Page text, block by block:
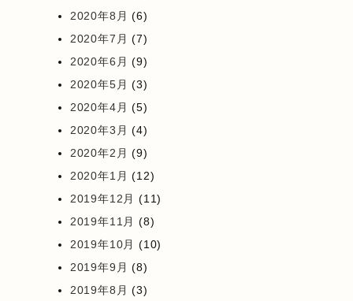
2020年8月 (6)
2020年7月 (7)
2020年6月 (9)
2020年5月 (3)
2020年4月 (5)
2020年3月 (4)
2020年2月 (9)
2020年1月 (12)
2019年12月 (11)
2019年11月 (8)
2019年10月 (10)
2019年9月 (8)
2019年8月 (3)